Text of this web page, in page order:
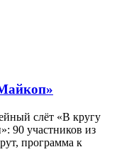
слёт «В кругу
90 участников из
программа к